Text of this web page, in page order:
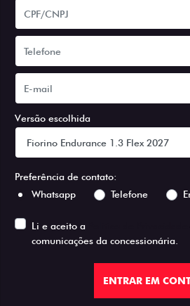
Versão escolhida
Preferência de contato:
Whatsapp
Telefone
Li e aceito a
comunicações da concessionária.
ENTRAR EM